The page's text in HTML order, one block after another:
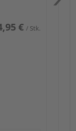
€ / Stk.